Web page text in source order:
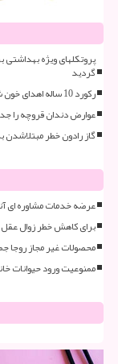
پروتکلهای ویژه بهداشتی
گردید
رکورد 10 ساله اهدای خون شکسته شد
عوارض دندان قروچه را
گاز رادون خطر
عرضه خدمات مشاوره ای
برای کاهش خطر زوال عقل
محصولات غیر مجاز روجا
ممنوعیت ورود حیوانات